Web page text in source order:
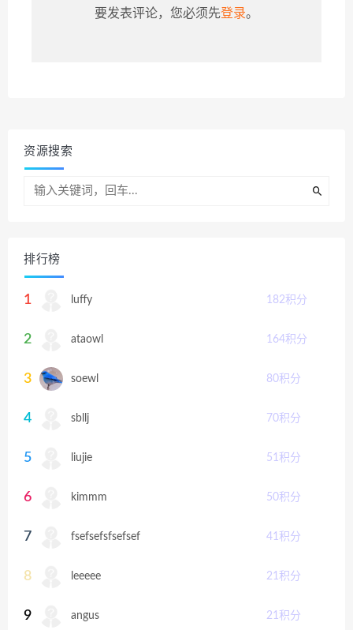
要发表评论，您必须先登录。
资源搜索
排行榜
1 luffy 182积分
2 ataowl 164积分
3 soewl 80积分
4 sbllj 70积分
5 liujie 51积分
6 kimmm 50积分
7 fsefsefsfsefsef 41积分
8 leeeee 21积分
9 angus 21积分